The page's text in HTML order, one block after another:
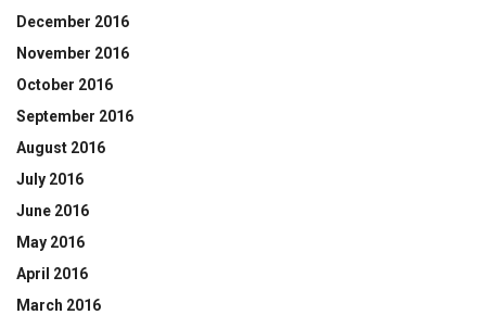
December 2016
November 2016
October 2016
September 2016
August 2016
July 2016
June 2016
May 2016
April 2016
March 2016